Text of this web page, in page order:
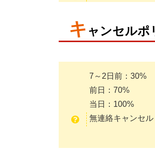
キ ャンセルポ
7～2日前：30%
前日：70%
当日：100%
無連絡キャンセ